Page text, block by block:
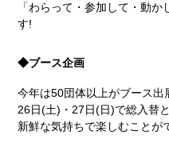
「わらって・参加して・動
す!
◆ブース企画
今年は50団体以上がブース
26日(土)・27日(日)で総入替
新鮮な気持ちで楽しむことが